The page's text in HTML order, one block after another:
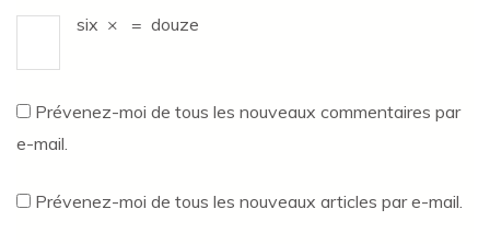
six × = douze
Prévenez-moi de tous les nouveaux commentaires par
e-mail.
Prévenez-moi de tous les nouveaux articles par e-mail.